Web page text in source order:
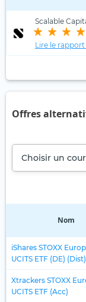
Scalable
Lire le
Offres
Choisir un
Nom
iShares STOXX
UCITS ETF (DE) (Dist)
Xtrackers STOXX
UCITS ETF (Acc)